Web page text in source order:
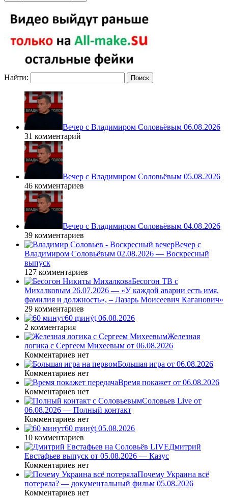
Найти:
Вечер с Владимиром Соловьёвым 06.08.2026
31 комментарий
Вечер с Владимиром Соловьёвым 05.08.2026
46 комментариев
Вечер с Владимиром Соловьёвым 04.08.2026
39 комментариев
Вечер с
Владимиром Соловьёвым 02.08.2026 — Воскресный
выпуск
127 комментариев
Бесогон ТВ с
Михалковым 26.07.2026 — «У каждой аварии есть имя,
фамилия и должность», – Лазарь Моисеевич Каганович»
29 комментариев
60 ṃинẏƫ 06.08.2026
2 комментария
Железная
логика с Сергеем Михеевым от 06.08.2026
Комментариев нет
Большая игра от 06.08.2026
Комментариев нет
Время покажет от 06.08.2026
Комментариев нет
Соловьев Live от
06.08.2026 — Полный контакт
Комментариев нет
60 ṃинẏƫ 05.08.2026
10 комментариев
Дмитрий
Евстафьев выпуск от 05.08.2026 — Казус
Комментариев нет
Почему Украина всё
потеряла? — документальный фильм 05.08.2026
Комментариев нет